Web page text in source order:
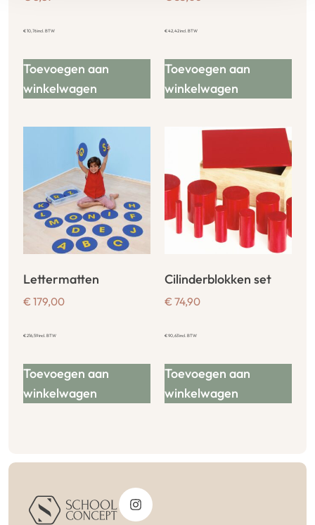
€10,76incl. BTW
Toevoegen aan
winkelwagen
€42,42incl. BTW
Toevoegen aan
winkelwagen
Lettermatten
€ 179,00
€216,59incl. BTW
Toevoegen aan
winkelwagen
Cilinderblokken set
€ 74,90
€90,63incl. BTW
Toevoegen aan
winkelwagen